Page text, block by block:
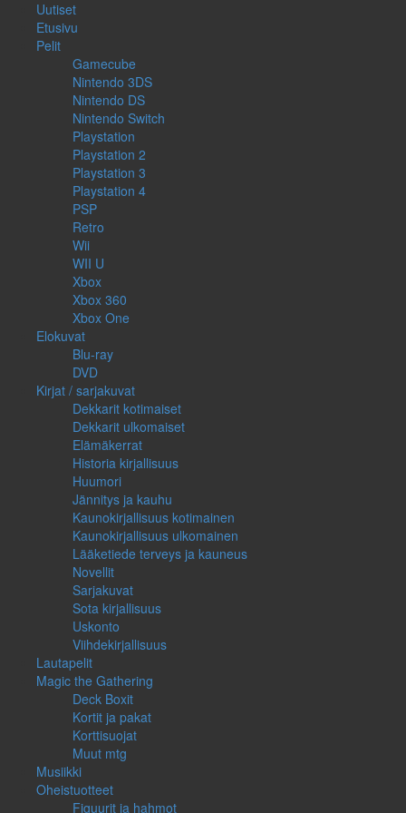
Uutiset
Etusivu
Pelit
Gamecube
Nintendo 3DS
Nintendo DS
Nintendo Switch
Playstation
Playstation 2
Playstation 3
Playstation 4
PSP
Retro
Wii
WII U
Xbox
Xbox 360
Xbox One
Elokuvat
Blu-ray
DVD
Kirjat / sarjakuvat
Dekkarit kotimaiset
Dekkarit ulkomaiset
Elämäkerrat
Historia kirjallisuus
Huumori
Jännitys ja kauhu
Kaunokirjallisuus kotimainen
Kaunokirjallisuus ulkomainen
Lääketiede terveys ja kauneus
Novellit
Sarjakuvat
Sota kirjallisuus
Uskonto
Viihdekirjallisuus
Lautapelit
Magic the Gathering
Deck Boxit
Kortit ja pakat
Korttisuojat
Muut mtg
Musiikki
Oheistuotteet
Figuurit ja hahmot